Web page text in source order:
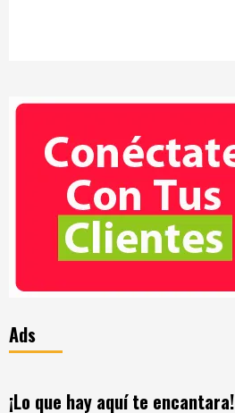
Ads
¡Lo que hay aquí te encantara!